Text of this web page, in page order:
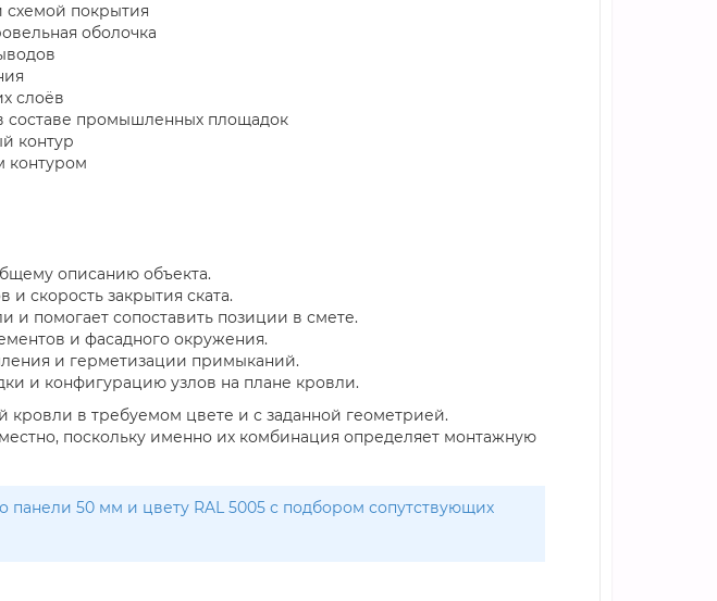
схемой покрытия
оболочка
слоёв
составе промышленных площадок
контур
контуром
описанию объекта.
скорость закрытия ската.
и помогает сопоставить позиции в смете.
и фасадного окружения.
и герметизации примыканий.
и конфигурацию узлов на плане кровли.
кровли в требуемом цвете и с заданной геометрией.
поскольку именно их комбинация определяет монтажную
панели 50 мм и цвету RAL 5005 с подбором сопутствующих